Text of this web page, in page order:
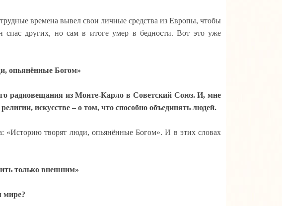
времена вывел свои личные средства из Европы, чтобы
спас других, но сам в итоге умер в бедности.Вот это уже
опьянённые Богом»
радиовещания из Монте-Карло в Советский Союз. И, мне
искусстве – о том, что способно объединять людей.
«Историю творят люди, опьянённые Богом».И в этих словах
только внешним»
мире?